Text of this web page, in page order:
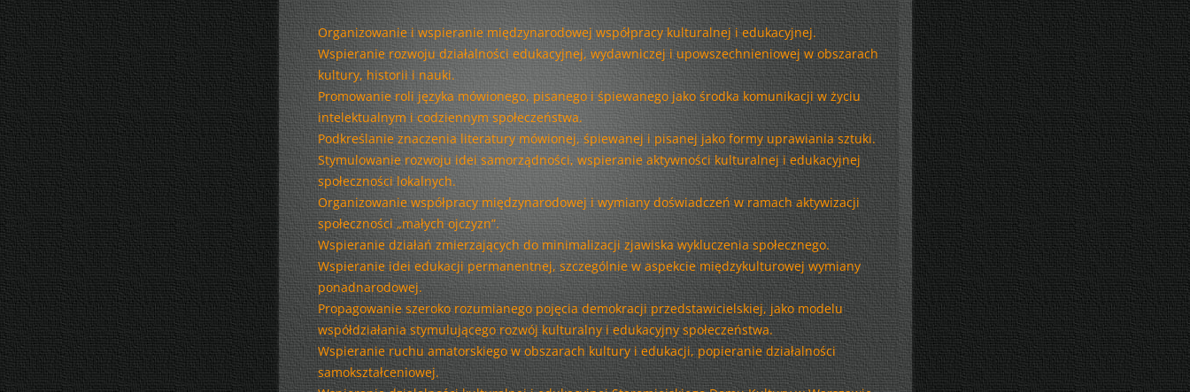
ROK 2017
SPRAWOZDANIE ROCZNE Z
DZIAŁALNOŚCI – 2015
SPRAWOZDANIE ROCZNE Z
DZIAŁALNOŚCI ZA ROK 2013
FBW BILANS ZA 2013 ROK
INFORMACJA DODATKOWA DO
BILANSU ZA ROK 2013
SPRAWOZDANIE ROCZNE Z
DZIAŁALNOŚCI ZA ROK 2012
REKLAMA DŹWIGNIĄ KULTURY!
SZTUKA W DRODZE PO MLEKO…
PODWIECZOREK DLA PASJONATA
Z MEKLEMBURGII DO WARSZAWY
DZIEJE POTOMKÓW JANA
HENRYKA KLAWE
SPÓR O KONSTYTUCJĘ
POCZTÓWKA Z PRZESZŁOŚCI
RAJZY PO STOLICY
FESTIWAL RIVERENZA
RIVERENZA I
MOJE MIASTO, A W NIM…
Organizowanie i wspieranie międzynarodowej współpracy kulturalnej i edukacyjnej.
Wspieranie rozwoju działalności edukacyjnej, wydawniczej i upowszechnieniowej w obszarach
kultury, historii i nauki.
Promowanie roli języka mówionego, pisanego i śpiewanego jako środka komunikacji w życiu
intelektualnym i codziennym społeczeństwa.
Podkreślanie znaczenia literatury mówionej, śpiewanej i pisanej jako formy uprawiania sztuki.
Stymulowanie rozwoju idei samorządności, wspieranie aktywności kulturalnej i edukacyjnej
społeczności lokalnych.
Organizowanie współpracy międzynarodowej i wymiany doświadczeń w ramach aktywizacji
społeczności „małych ojczyzn”.
Wspieranie działań zmierzających do minimalizacji zjawiska wykluczenia społecznego.
Wspieranie idei edukacji permanentnej, szczególnie w aspekcie międzykulturowej wymiany
ponadnarodowej.
Propagowanie szeroko rozumianego pojęcia demokracji przedstawicielskiej, jako modelu
współdziałania stymulującego rozwój kulturalny i edukacyjny społeczeństwa.
Wspieranie ruchu amatorskiego w obszarach kultury i edukacji, popieranie działalności
samokształceniowej.